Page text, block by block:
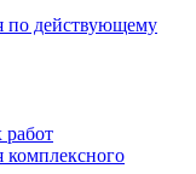
по действующему
комплексного